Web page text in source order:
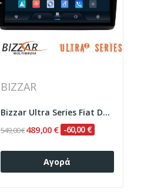
BIZZAR
Bizzar Ultra Series Fiat Ducato/Citroen...
549,00 €489,00 € -60,00 €
Αγορά